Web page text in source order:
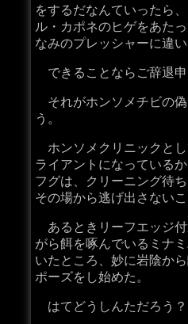
をするだなんていったら
ル・カポネのヒゲをあた
なみのプレッシャーに違い
できることならご辞退
それがホンソメチビの
う。
ホンソメクリニックと
ライアントになっている
フグは、クリーニング待
その場から逃げ出さないこ
あるときリーフエッジ
がら餌を啄んでいるミナ
いたところ、妙に岩陰か
ポーズをし始めた。
はてどうしんただろう